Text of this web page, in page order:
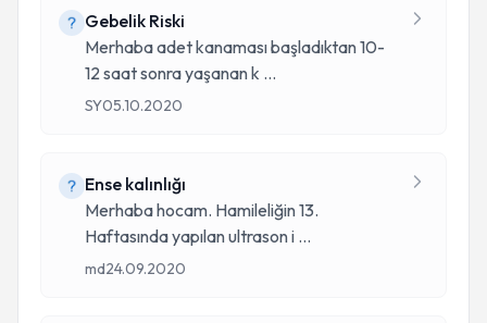
Gebelik Riski
Merhaba adet kanaması başladıktan 10-
12 saat sonra yaşanan k ...
SY05.10.2020
Ense kalınlığı
Merhaba hocam. Hamileliğin 13.
Haftasında yapılan ultrason i ...
md24.09.2020